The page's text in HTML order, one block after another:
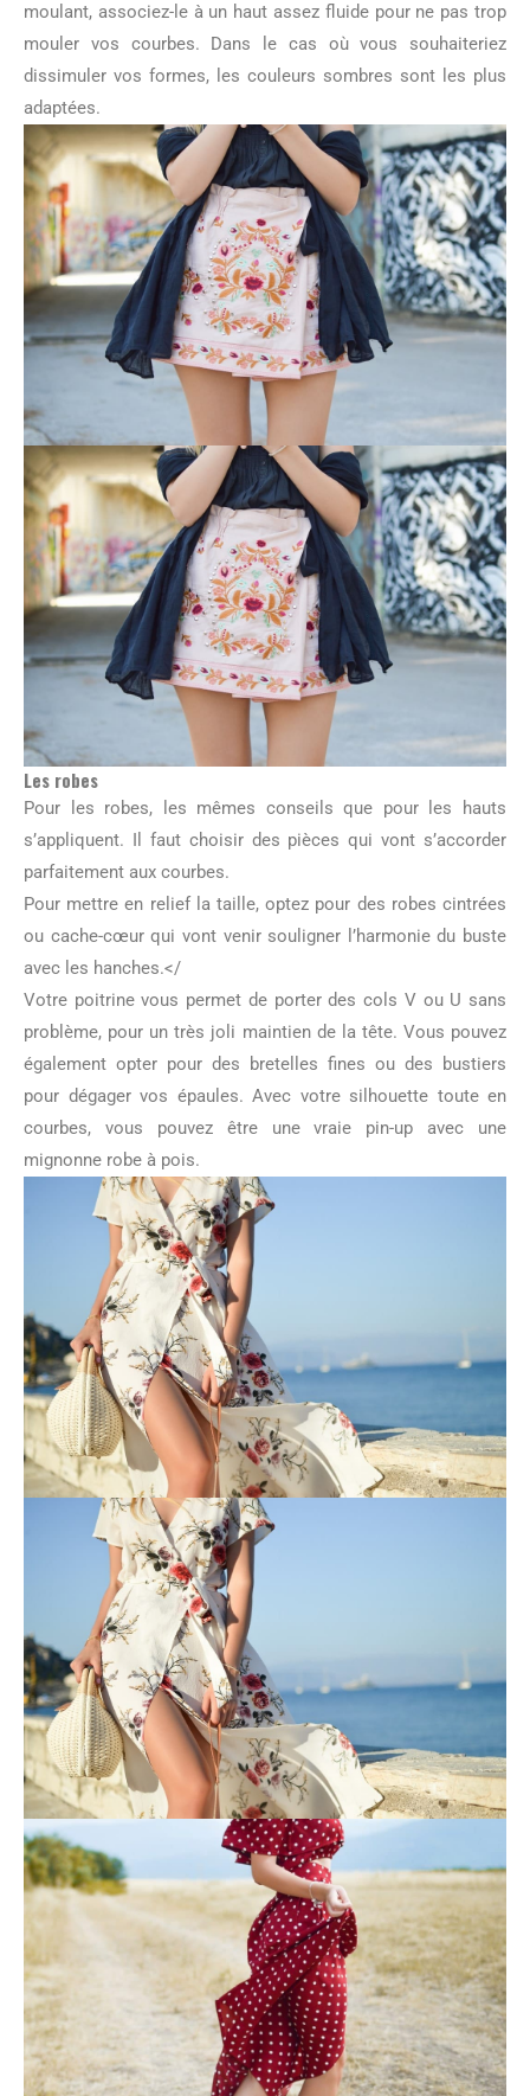
moulant, associez-le à un haut assez fluide pour ne pas trop
mouler vos courbes. Dans le cas où vous souhaiteriez
dissimuler vos formes, les couleurs sombres sont les plus
adaptées.
Les robes
Pour les robes, les mêmes conseils que pour les hauts
s’appliquent. Il faut choisir des pièces qui vont s’accorder
parfaitement aux courbes.
Pour mettre en relief la taille, optez pour des robes cintrées
ou cache-cœur qui vont venir souligner l’harmonie du buste
avec les hanches.</
Votre poitrine vous permet de porter des cols V ou U sans
problème, pour un très joli maintien de la tête. Vous pouvez
également opter pour des bretelles fines ou des bustiers
pour dégager vos épaules. Avec votre silhouette toute en
courbes, vous pouvez être une vraie pin-up avec une
mignonne robe à pois.